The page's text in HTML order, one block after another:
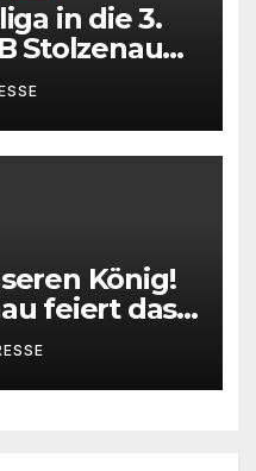
in die 3.
Stolzenau
König!
feiert das